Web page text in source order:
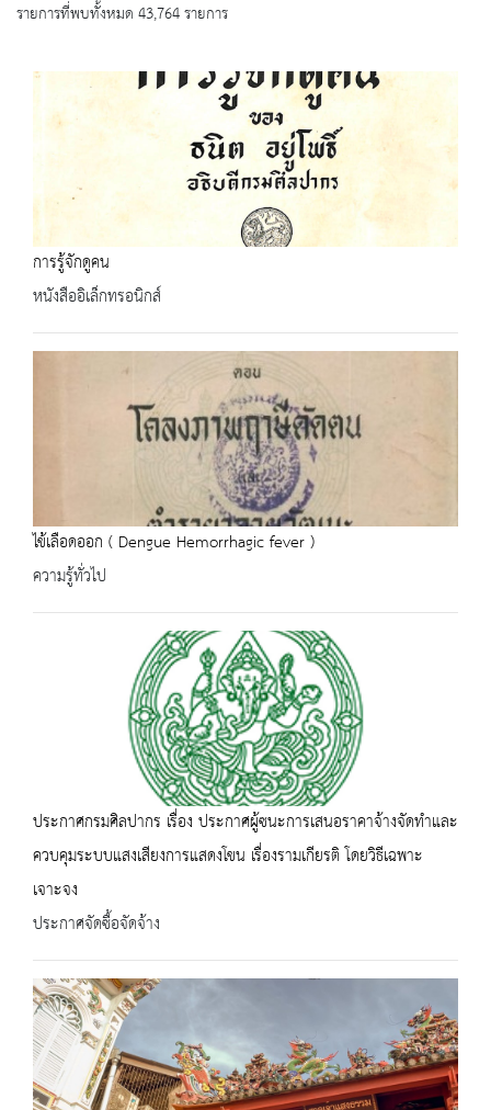
รายการที่พบทั้งหมด 43,764 รายการ
การรู้จักดูคน
หนังสืออิเล็กทรอนิกส์
ไข้เลือดออก ( Dengue Hemorrhagic fever )
ความรู้ทั่วไป
ประกาศกรมศิลปากร เรื่อง ประกาศผู้ซนะการเสนอราคาจ้างจัดทำและ
ควบคุมระบบแสงเสียงการแสดงโขน เรื่องรามเกียรติ โดยวิธีเฉพาะ
เจาะจง
ประกาศจัดซื้อจัดจ้าง